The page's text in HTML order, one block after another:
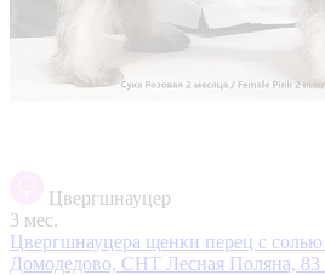
Цвергшнауцер
3 мес.
Цвергшнауцера щенки перец с солью
Домодедово, СНТ Лесная Поляна, 83